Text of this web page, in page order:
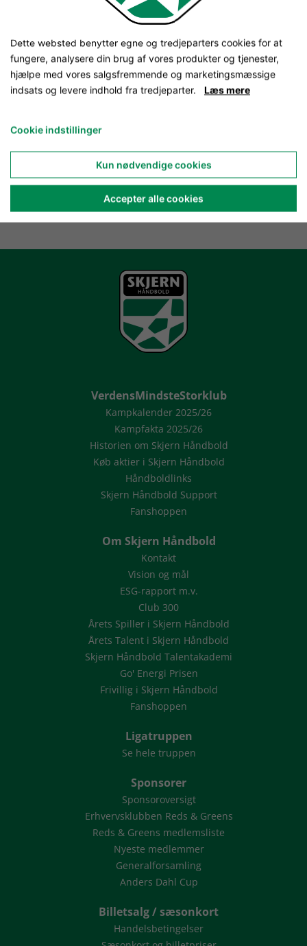
VerdensMindsteStorklub
Kampkalender 2025/26
Kampfakta 2025/26
Historien om Skjern Håndbold
Køb aktier i Skjern Håndbold
Håndboldlinks
Skjern Håndbold Support
Fanshoppen
Om Skjern Håndbold
Kontakt
Vision og mål
ESG-rapport m.v.
Club 300
Årets Spiller i Skjern Håndbold
Årets Talent i Skjern Håndbold
Skjern Håndbold Talentakademi
Go' Energi Prisen
Frivillig i Skjern Håndbold
Fanshoppen
Ligatruppen
Se hele truppen
Sponsorer
Sponsoroversigt
Erhvervsklubben Reds & Greens
Reds & Greens medlemsliste
Nyeste medlemmer
Generalforsamling
Anders Dahl Cup
Billetsalg / sæsonkort
Handelsbetingelser
Dette websted benytter egne og tredjeparters cookies for at
fungere, analysere din brug af vores produkter og tjenester,
hjælpe med vores salgsfremmende og marketingsmæssige
indsats og levere indhold fra tredjeparter. Læs mere
Cookie indstillinger
Kun nødvendige cookies
Accepter alle cookies